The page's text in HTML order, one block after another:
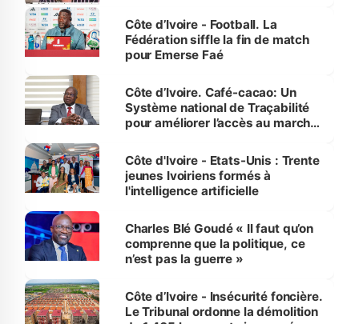
Côte d’Ivoire - Football. La
Fédération siffle la fin de match
pour Emerse Faé
Côte d’Ivoire. Café-cacao: Un
Système national de Traçabilité
pour améliorer l’accès au marché
Côte d'Ivoire - Etats-Unis : Trente
jeunes Ivoiriens formés à
l'intelligence artificielle
Charles Blé Goudé « Il faut qu’on
comprenne que la politique, ce
n’est pas la guerre »
Côte d’Ivoire - Insécurité foncière.
Le Tribunal ordonne la démolition